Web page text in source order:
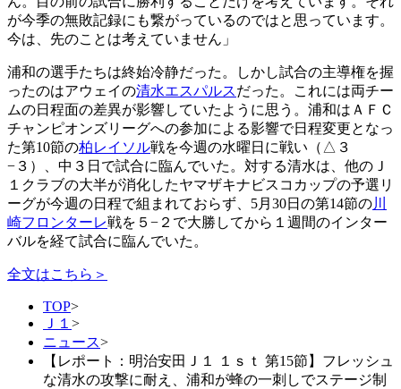
が今季の無敗記録にも繋がっているのではと思っています。
今は、先のことは考えていません」
浦和の選手たちは終始冷静だった。しかし試合の主導権を握
ったのはアウェイの清水エスパルスだった。これには両チー
ムの日程面の差異が影響していたように思う。浦和はＡＦＣ
チャンピオンズリーグへの参加による影響で日程変更となっ
た第10節の柏レイソル戦を今週の水曜日に戦い（△３
−３）、中３日で試合に臨んでいた。対する清水は、他のＪ
１クラブの大半が消化したヤマザキナビスコカップの予選リ
ーグが今週の日程で組まれておらず、5月30日の第14節の川
崎フロンターレ戦を５−２で大勝してから１週間のインター
バルを経て試合に臨んでいた。
全文はこちら＞
TOP>
Ｊ１ >
ニュース>
【レポート：明治安田Ｊ１ １ｓｔ 第15節】フレッシュ
な清水の攻撃に耐え、浦和が蜂の一刺しでステージ制